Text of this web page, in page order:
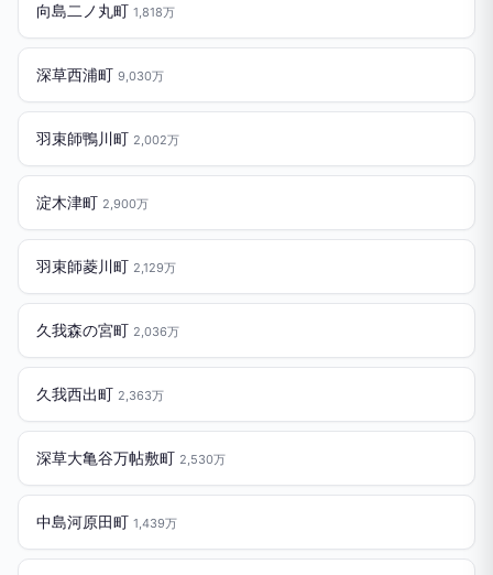
向島二ノ丸町 1,818万
深草西浦町 9,030万
羽束師鴨川町 2,002万
淀木津町 2,900万
羽束師菱川町 2,129万
久我森の宮町 2,036万
久我西出町 2,363万
深草大亀谷万帖敷町 2,530万
中島河原田町 1,439万